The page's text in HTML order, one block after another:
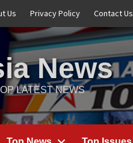
Us Privacy Policy Contact Us
News
LATEST NEWS